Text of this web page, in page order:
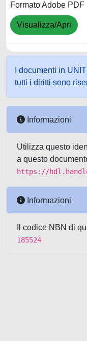
Formato Adobe PDF
Visualizza/Apri
I documenti in
tutti i diritti sono
Informazioni
Utilizza questo
a questo
https://
Informazioni
Il codice NBN di
185524